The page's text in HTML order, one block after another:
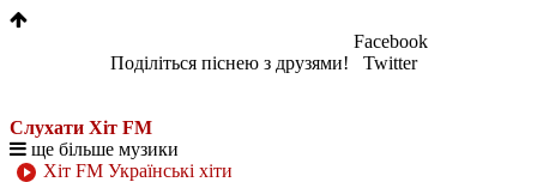
Поділіться піснею з друзями!
Facebook
Twitter
Слухати Хіт FM
ще більше музики
Хіт FM Українські хіти